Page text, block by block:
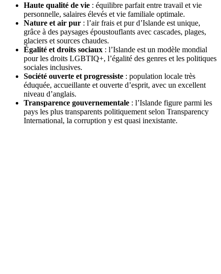
Haute qualité de vie : équilibre parfait entre travail et vie
personnelle, salaires élevés et vie familiale optimale.
Nature et air pur : l’air frais et pur d’Islande est unique,
grâce à des paysages époustouflants avec cascades, plages,
glaciers et sources chaudes.
Égalité et droits sociaux : l’Islande est un modèle mondial
pour les droits LGBTIQ+, l’égalité des genres et les politiques
sociales inclusives.
Société ouverte et progressiste : population locale très
éduquée, accueillante et ouverte d’esprit, avec un excellent
niveau d’anglais.
Transparence gouvernementale : l’Islande figure parmi les
pays les plus transparents politiquement selon Transparency
International, la corruption y est quasi inexistante.